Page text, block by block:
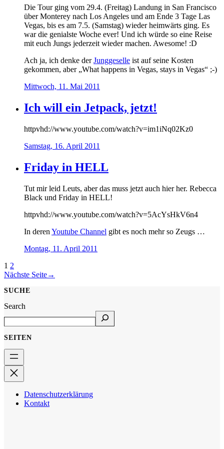
Die Tour ging vom 29.4. (Freitag) Landung in San Francisco
über Monterey nach Los Angeles und am Ende 3 Tage Las
Vegas, bis es am 7.5. (Samstag) wieder heimwärts ging. Es
war die genialste Woche ever! Und ich würde so eine Reise
mit euch Jungs jederzeit wieder machen. Awesome! :D
Ach ja, ich denke derJunggeselle ist auf seine Kosten
gekommen, aber „What happens in Vegas, stays in Vegas“ ;-)
Mittwoch, 11. Mai 2011
Ich will ein Jetpack, jetzt!
httpvhd://www.youtube.com/watch?v=im1iNq02Kz0
Samstag, 16. April 2011
Friday in HELL
Tut mir leid Leuts, aber das muss jetzt auch hier her. Rebecca
Black und Friday in HELL!
httpvhd://www.youtube.com/watch?v=5AcYsHkV6n4
In deren Youtube Channel gibt es noch mehr so Zeugs …
Montag, 11. April 2011
1 2
Nächste Seite→
SUCHE
Search
SEITEN
Datenschutzerklärung
Kontakt